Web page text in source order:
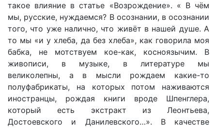
такое влияние в статье «Возрождение». « В чём
мы, русские, нуждаемся? В осознании, в осознании
того, что уже налично, что живёт в нашей душе. А
то мы «и у хлеба, да без хлеба», как говорила моя
бабка, не мотствуем кое-как, косноязычим. В
живописи, в музыке, в литературе мы
великолепны, а в мысли рождаем какие-то
полуфабрикаты, на которых потом наживаются
иностранцы, рождая книги вроде Шпенглера,
который есть экстракт из Леонтьева,
Достоевского и Данилевского…». В качестве